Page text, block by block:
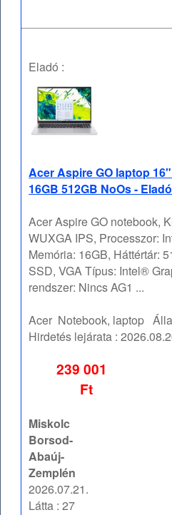
Eladó :
Acer Aspire GO laptop
16GB 512GB NoOs - Eladó
Acer Aspire GO notebook,
WUXGA IPS, Processzor:
Memória: 16GB, Háttértár:
SSD, VGA Típus: Intel®
rendszer: Nincs AG1 ...
Acer Notebook, laptop
Hirdetés lejárata :
239 001
Ft
Miskolc
Borsod-
Abaúj-
Zemplén
2026.07.21.
Látta : 27